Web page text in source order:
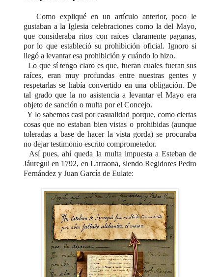
Como expliqué en un artículo anterior, poco le
gustaban a la Iglesia celebraciones como la del Mayo,
que consideraba ritos con raíces claramente paganas,
por lo que estableció su prohibición oficial. Ignoro si
llegó a levantar esa prohibición y cuándo lo hizo.
Lo que sí tengo claro es que, fueran cuales fueran sus
raíces, eran muy profundas entre nuestras gentes y
respetarlas se había convertido en una obligación. De
tal grado que la no asistencia a levantar el Mayo era
objeto de sanción o multa por el Concejo.
Y lo sabemos casi por casualidad porque, como ciertas
cosas que no estaban bien vistas o prohibidas (aunque
toleradas a base de hacer la vista gorda) se procuraba
no dejar testimonio escrito comprometedor.
Así pues, ahí queda la multa impuesta a Esteban de
Jáuregui en 1792, en Larraona, siendo Regidores Pedro
Fernández y Juan García de Eulate: